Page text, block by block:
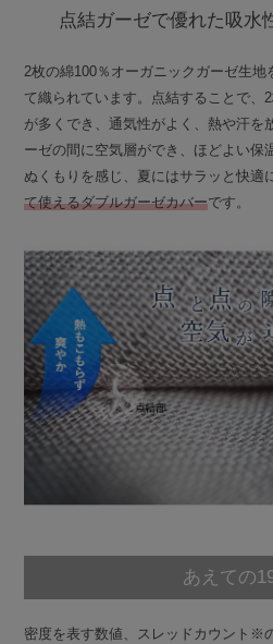
点結ガーゼで優れた吸水
2枚の綿100％オーガニックガーゼ生地
て織られています。点結することで、
が多くでき、通気性がよく、熱や汗を
ーゼの間に空気層ができ、ほどよい保
ぬくもりを感じ、夏にはサラッと快適
て使えるダブルガーゼカバーです。
あえての
密度を表す数値、スレッドカウント※